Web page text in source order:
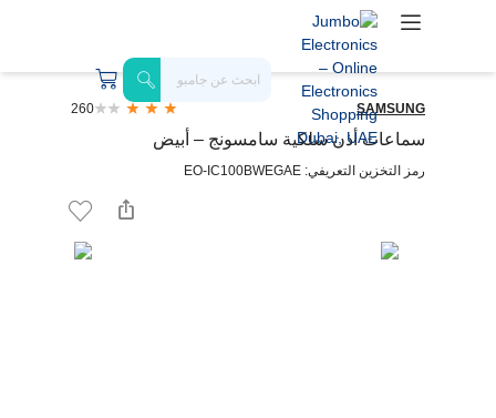
SAMSUNG
260
سماعات أذن سلكية سامسونج – أبيض
رمز التخزين التعريفي: EO-IC100BWEGAE